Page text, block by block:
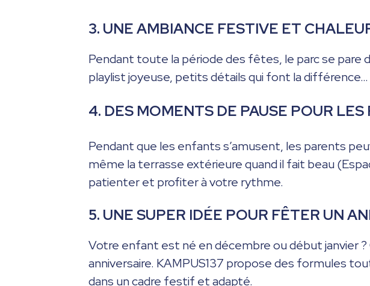
3. UNE AMBIANCE FESTIVE ET
Pendant toute la période des fêtes, le parc se pare
playlist joyeuse, petits détails qui font la
4. DES MOMENTS DE PAUSE POUR LES
Pendant que les enfants s’amusent, les parents
même la terrasse extérieure quand il fait beau
patienter et profiter à votre rythme.
5. UNE SUPER IDÉE POUR FÊTER UN
Votre enfant est né en décembre ou début janvier
anniversaire. KAMPUS137 propose des formules
dans un cadre festif et adapté.